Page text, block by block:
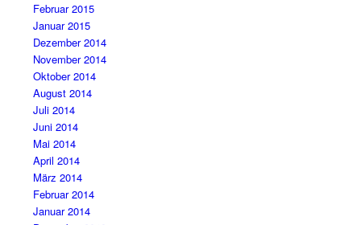
Februar 2015
Januar 2015
Dezember 2014
November 2014
Oktober 2014
August 2014
Juli 2014
Juni 2014
Mai 2014
April 2014
März 2014
Februar 2014
Januar 2014